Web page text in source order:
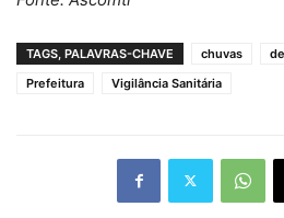
TAGS, PALAVRAS-CHAVE chuvas
Prefeitura
Vigilância Sanitária